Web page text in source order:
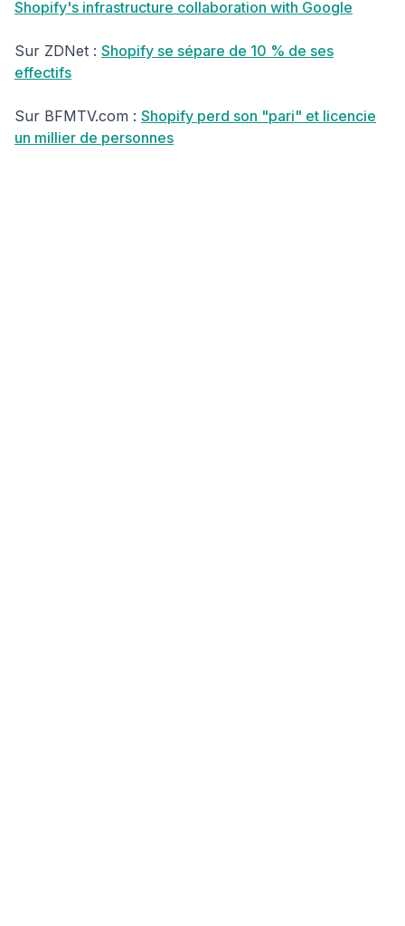
Shopify's infrastructure collaboration with Google
Sur ZDNet : Shopify se sépare de 10 % de ses
effectifs
Sur BFMTV.com : Shopify perd son "pari" et licencie
un millier de personnes